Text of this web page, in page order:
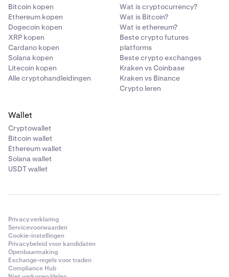
Bitcoin kopen
Ethereum kopen
Dogecoin kopen
XRP kopen
Cardano kopen
Solana kopen
Litecoin kopen
Alle cryptohandleidingen
Wat is cryptocurrency?
Wat is Bitcoin?
Wat is ethereum?
Beste crypto futures
platforms
Beste crypto exchanges
Kraken vs Coinbase
Kraken vs Binance
Crypto leren
Wallet
Cryptowallet
Bitcoin wallet
Ethereum wallet
Solana wallet
USDT wallet
Privacyverklaring
Servicevoorwaarden
Cookie-instellingen
Privacybeleid voor kandidaten
Openbaarmaking
Exchange-regels voor traden
Compliance Hub